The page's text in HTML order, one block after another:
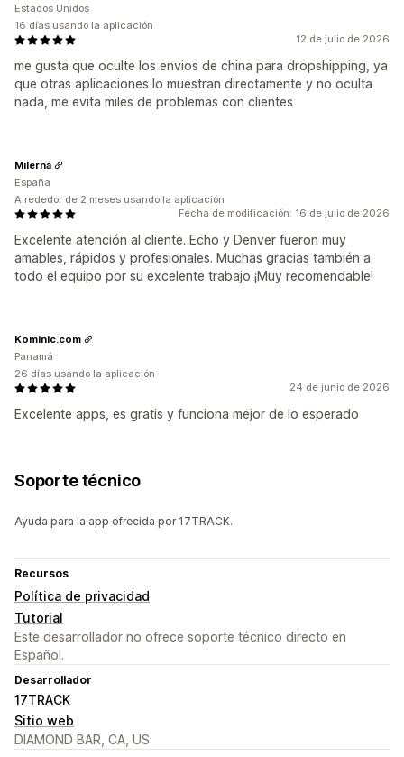
12 de julio de 2026
me gusta que oculte los envios de china para dropshipping, ya
que otras aplicaciones lo muestran directamente y no oculta
nada, me evita miles de problemas con clientes
Estados Unidos
16 días usando la aplicación
Fecha de modificación: 16 de julio de 2026
Excelente atención al cliente. Echo y Denver fueron muy
amables, rápidos y profesionales. Muchas gracias también a
todo el equipo por su excelente trabajo ¡Muy recomendable!
Milerna
España
Alrededor de 2 meses usando la aplicación
24 de junio de 2026
Excelente apps, es gratis y funciona mejor de lo esperado
Kominic.com
Panamá
26 días usando la aplicación
Soporte técnico
Ayuda para la app ofrecida por 17TRACK.
Recursos
Política de privacidad
Tutorial
Este desarrollador no ofrece soporte técnico directo en
Español.
Desarrollador
17TRACK
Sitio web
DIAMOND BAR, CA, US